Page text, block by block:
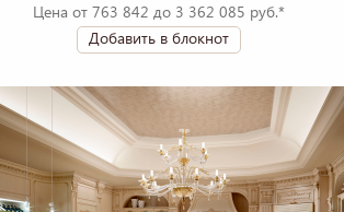
Цена от 763 842 до 3 362 085 руб.*
Добавить в блокнот